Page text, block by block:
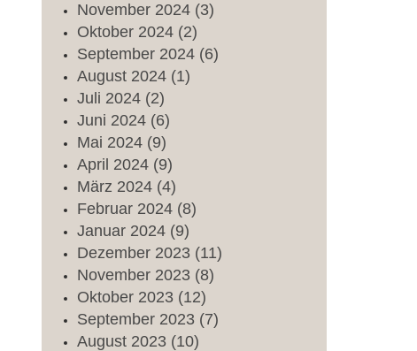
November 2024 (3)
Oktober 2024 (2)
September 2024 (6)
August 2024 (1)
Juli 2024 (2)
Juni 2024 (6)
Mai 2024 (9)
April 2024 (9)
März 2024 (4)
Februar 2024 (8)
Januar 2024 (9)
Dezember 2023 (11)
November 2023 (8)
Oktober 2023 (12)
September 2023 (7)
August 2023 (10)